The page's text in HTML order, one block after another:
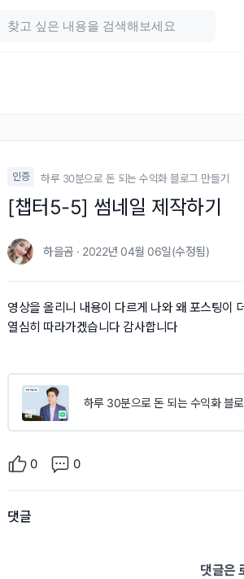
인증 하루 30분으로 돈 되는 수익화 블로그 만들기
[챕터5-5] 썸네일 제작하기
하을곰 · 2022년 04월 06일(수정됨)
영상을 올리니 내용이 다르게 나와 왜 포스팅이
열심히 따라가겠습니다 감사합니다
하루 30분으로 돈 되는 수익화 블
0 0
댓글
댓글은